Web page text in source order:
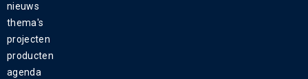
nieuws
thema's
projecten
producten
agenda